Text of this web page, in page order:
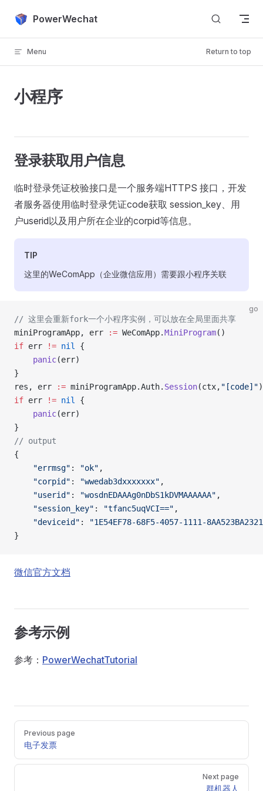
Skip to content
PowerWechat
Menu Return to top
小程序
登录获取用户信息
临时登录凭证校验接口是一个服务端HTTPS 接口，开发
者服务器使用临时登录凭证code获取 session_key、用
户userid以及用户所在企业的corpid等信息。
TIP
这里的WeComApp（企业微信应用）需要跟小程序关联
go
// 这里会重新fork一个小程序实例，可以放在全局里面共享
miniProgramApp, err
:= WeComApp.MiniProgram()
if err != nil
{
	panic
(err)
}
res, err
:= miniProgramApp.Auth. Session(ctx, "[code]")
if err != nil
{
	panic
(err)
}
// output
{
	"errmsg"
: "ok" ,
	"corpid"
: "wwedab3dxxxxxxx" ,
	"userid"
: "wosdnEDAAAg0nDbS1kDVMAAAAAA" ,
	"session_key"
: "tfanc5uqVCI==" ,
	"deviceid"
:
"1E54EF78-68F5-4057-1111-
}
微信官方文档
参考示例
参考： PowerWechatTutorial
Pager
Previous page
电子发票
Next page
群机器人